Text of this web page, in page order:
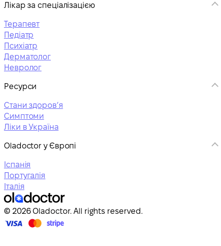
Лікар за спеціалізацією
Терапевт
Педіатр
Психіатр
Дерматолог
Невролог
Ресурси
Стани здоровʼя
Симптоми
Ліки в Україна
Oladoctor у Європі
Іспанія
Португалія
Італія
© 2026 Oladoctor. All rights reserved.